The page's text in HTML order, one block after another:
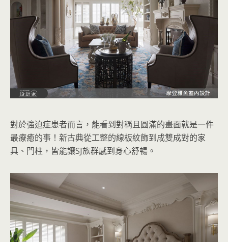
對於強迫症患者而言，能看到對稱且圓滿的畫面就是一件
最療癒的事！新古典從工整的線板紋飾到成雙成對的家
具、門柱，皆能讓SJ族群感到身心舒暢。